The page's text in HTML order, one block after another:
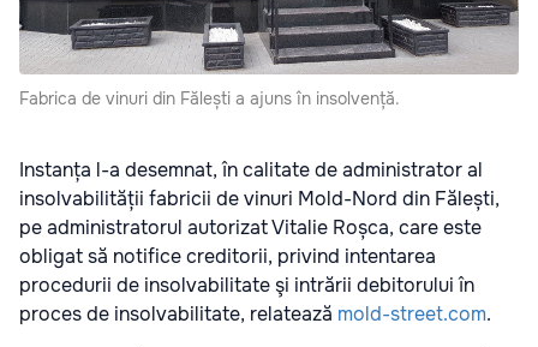
Fabrica de vinuri din Fălești a ajuns în insolvență.
Instanța l-a desemnat, în calitate de administrator al
insolvabilității fabricii de vinuri Mold-Nord din Fălești,
pe administratorul autorizat Vitalie Roșca, care este
obligat să notifice creditorii, privind intentarea
procedurii de insolvabilitate şi intrării debitorului în
proces de insolvabilitate, relatează mold-street.com.